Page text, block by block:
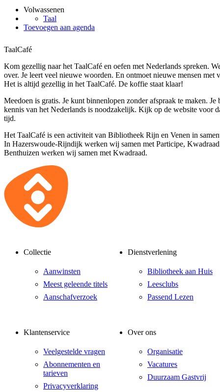
Volwassenen
Taal
Toevoegen aan agenda
TaalCafé
Kom gezellig naar het TaalCafé en oefen met Nederlands spreken.
over. Je leert veel nieuwe woorden. En ontmoet nieuwe mensen met
Het is altijd gezellig in het TaalCafé. De koffie staat klaar!
Meedoen is gratis. Je kunt binnenlopen zonder afspraak te maken.
kennis van het Nederlands is noodzakelijk. Kijk op de website voor
tijd.
Het TaalCafé is een activiteit van Bibliotheek Rijn en Venen in
In Hazerswoude-Rijndijk werken wij samen met Participe,
Benthuizen werken wij samen met Kwadraad.
Collectie
Aanwinsten
Meest geleende titels
Aanschafverzoek
Dienstverlening
Bibliotheek aan Huis
Leesclubs
Passend Lezen
Klantenservice
Veelgestelde vragen
Abonnementen en
tarieven
Privacyverklaring
Over ons
Organisatie
Vacatures
Duurzaam Gastvrij